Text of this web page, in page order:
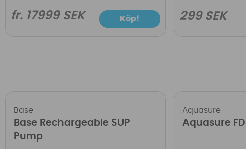
fr. 17999 SEK Köp! 299 SEK
Base
Base Rechargeable SUP
Pump
Aquasure
Aquasure FD